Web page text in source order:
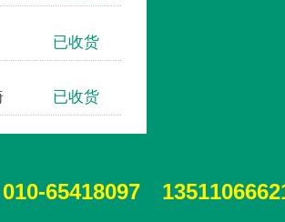
已收货
已收货
010-65418097